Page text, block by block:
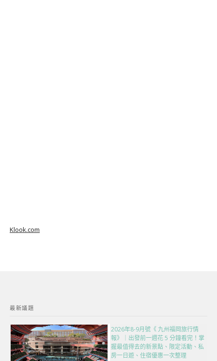
Klook.com
最新議題
2026年8-9月號《 九州福岡旅行情
報》｜出發前一週花 5 分鐘看完！掌
握最值得去的新景點、限定活動、私
房一日遊、住宿優惠一次整理